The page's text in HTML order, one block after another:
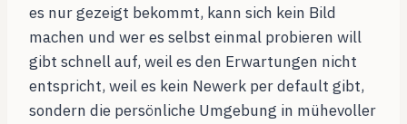
es nur gezeigt bekommt, kann sich kein Bild
machen und wer es selbst einmal probieren will
gibt schnell auf, weil es den Erwartungen nicht
entspricht, weil es kein Newerk per default gibt,
sondern die persönliche Umgebung in mühevoller